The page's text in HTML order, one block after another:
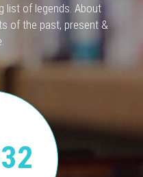
list of legends. About
of the past, present &